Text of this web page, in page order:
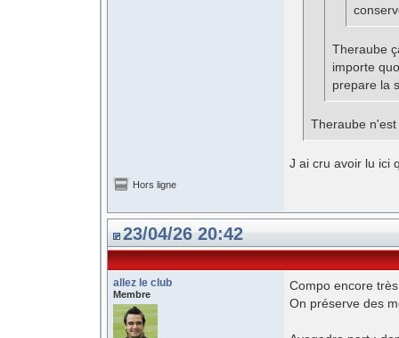
Theraube
importe
prepare la
Theraube
J ai cru avoir lu ici
Hors ligne
23/04/26 20:42
allez le club
Membre
Compo encore
On préserve des